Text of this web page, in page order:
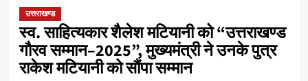
उत्तराखण्ड
स्व. साहित्यकार शैलेश मटियानी को “उत्तराखण्ड
गौरव सम्मान–2025”, मुख्यमंत्री ने उनके पुत्र
राकेश मटियानी को सौंपा सम्मान